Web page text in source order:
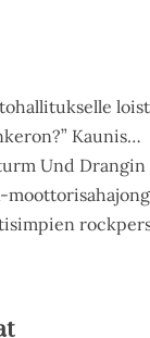
Kaunis…
Und